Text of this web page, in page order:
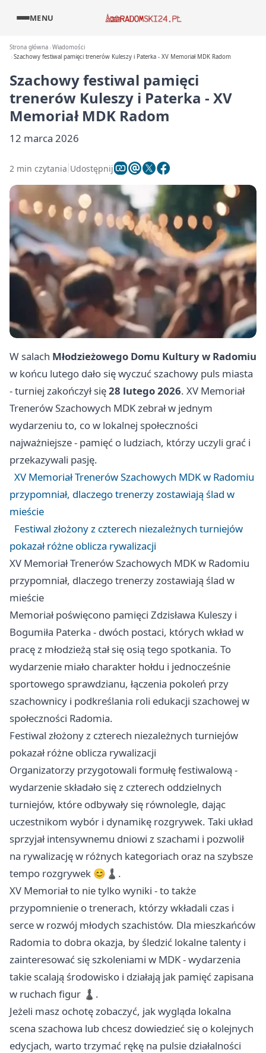
MENU
Strona główna Wiadomości
Szachowy festiwal pamięci trenerów Kuleszy i Paterka - XV Memoriał MDK Radom
Szachowy festiwal pamięci
trenerów Kuleszy i Paterka - XV
Memoriał MDK Radom
12 marca 2026
2 min czytania Udostępnij
W salach Młodzieżowego Domu Kultury w Radomiu
w końcu lutego dało się wyczuć szachowy puls miasta
- turniej zakończył się28 lutego 2026. XV Memoriał
Trenerów Szachowych MDK zebrał w jednym
wydarzeniu to, co w lokalnej społeczności
najważniejsze - pamięć o ludziach, którzy uczyli grać i
przekazywali pasję.
XV Memoriał Trenerów Szachowych MDK w Radomiu
przypomniał, dlaczego trenerzy zostawiają ślad w
mieście
Festiwal złożony z czterech niezależnych turniejów
pokazał różne oblicza rywalizacji
XV Memoriał Trenerów Szachowych MDK w Radomiu
przypomniał, dlaczego trenerzy zostawiają ślad w
mieście
Memoriał poświęcono pamięci Zdzisława Kuleszy i
Bogumiła Paterka - dwóch postaci, których wkład w
pracę z młodzieżą stał się osią tego spotkania. To
wydarzenie miało charakter hołdu i jednocześnie
sportowego sprawdzianu, łączenia pokoleń przy
szachownicy i podkreślania roli edukacji szachowej w
społeczności Radomia.
Festiwal złożony z czterech niezależnych turniejów
pokazał różne oblicza rywalizacji
Organizatorzy przygotowali formułę festiwalową -
wydarzenie składało się z czterech oddzielnych
turniejów, które odbywały się równolegle, dając
uczestnikom wybór i dynamikę rozgrywek. Taki układ
sprzyjał intensywnemu dniowi z szachami i pozwolił
na rywalizację w różnych kategoriach oraz na szybsze
tempo rozgrywek 😊♟️.
XV Memoriał to nie tylko wyniki - to także
przypomnienie o trenerach, którzy wkładali czas i
serce w rozwój młodych szachistów. Dla mieszkańców
Radomia to dobra okazja, by śledzić lokalne talenty i
zainteresować się szkoleniami w MDK - wydarzenia
takie scalają środowisko i działają jak pamięć zapisana
w ruchach figur ♟️.
Jeżeli masz ochotę zobaczyć, jak wygląda lokalna
scena szachowa lub chcesz dowiedzieć się o kolejnych
edycjach, warto trzymać rękę na pulsie działalności